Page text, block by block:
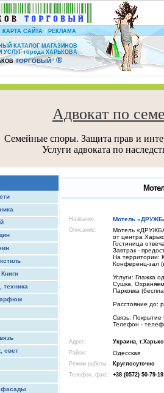
КАРТА САЙТА | РЕКЛАМА
КАТАЛОГ МАГАЗИНОВ
УСЛУГ города ХАРЬКОВА
ТОРГОВЫЙ” ®
Адвокат по
Семейные споры. Защита прав и
Услуги адвоката по
свет
фасады
Название: Мотель
Описание:
Мотель
от центра
Гостиница
Завтрак -
На территории:
Конференц-зал
Услуги: Глажка
Сушка,
Парковка
Расстояние до:
Связь: Покрытие
Телефон -
Адрес:
Украина,
Район:
Одесская
Режим работы:
Круглосуточно
Телефон, факс: +38 (0572) 50-79-19